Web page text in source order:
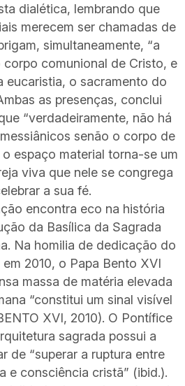
dialética, lembrando que
merecem ser chamadas de
simultaneamente, “a
comunional de Cristo, e
eucaristia, o sacramento do
as presenças, conclui
“verdadeiramente, não há
messiânicos senão o corpo de
o espaço material torna-se um
viva que nele se congrega
a sua fé.
encontra eco na história
da Basílica da Sagrada
Na homilia de dedicação do
2010, o Papa Bento XVI
massa de matéria elevada
“constitui um sinal visível
XVI, 2010). O Pontífice
sagrada possui a
de “superar a ruptura entre
e consciência cristã” (ibid.).